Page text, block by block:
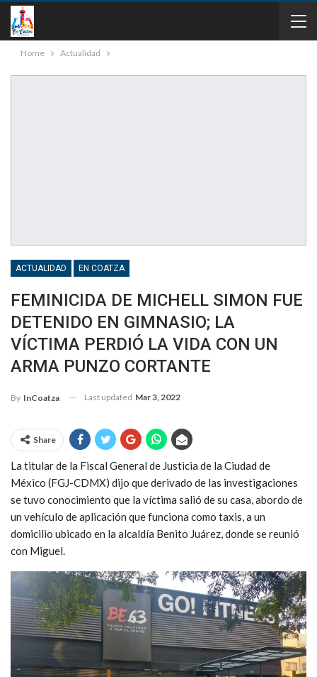
Home Actualidad
ACTUALIDAD EN COATZA
FEMINICIDA DE MICHELL SIMON FUE
DETENIDO EN GIMNASIO; LA
VÍCTIMA PERDIÓ LA VIDA CON UN
ARMA PUNZO CORTANTE
By InCoatza Last updated Mar 3, 2022
Share
La titular de la Fiscal General de Justicia de la Ciudad de
México (FGJ-CDMX) dijo que derivado de las investigaciones
se tuvo conocimiento que la víctima salió de su casa, abordo de
un vehículo de aplicación que funciona como taxis, a un
domicilio ubicado en la alcaldía Benito Juárez, donde se reunió
con Miguel.